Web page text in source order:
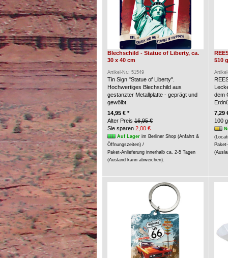
Blechschild - Statue of Liberty, ca.
30 x 40 cm
Artikel-Nr.: 51549
Tin Sign "Statue of Liberty".
Hochwertiges Blechschild aus
gestanzter Metallplatte - geprägt und
gewölbt.
14,95 € *
Alter Preis 16,95 €
Sie sparen 2,00 €
Auf Lagerim Berliner Shop (Anfahrt &
Öffnungszeiten) /
Paket-Anlieferung innerhalb ca. 2-5 Tagen
(Ausland kann abweichen).
510
dem
7,29
100